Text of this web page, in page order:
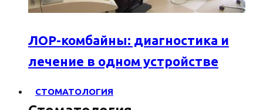
ЛОР-комбайны: диагностика и
лечение в одном устройстве
СТОМАТОЛОГИЯ